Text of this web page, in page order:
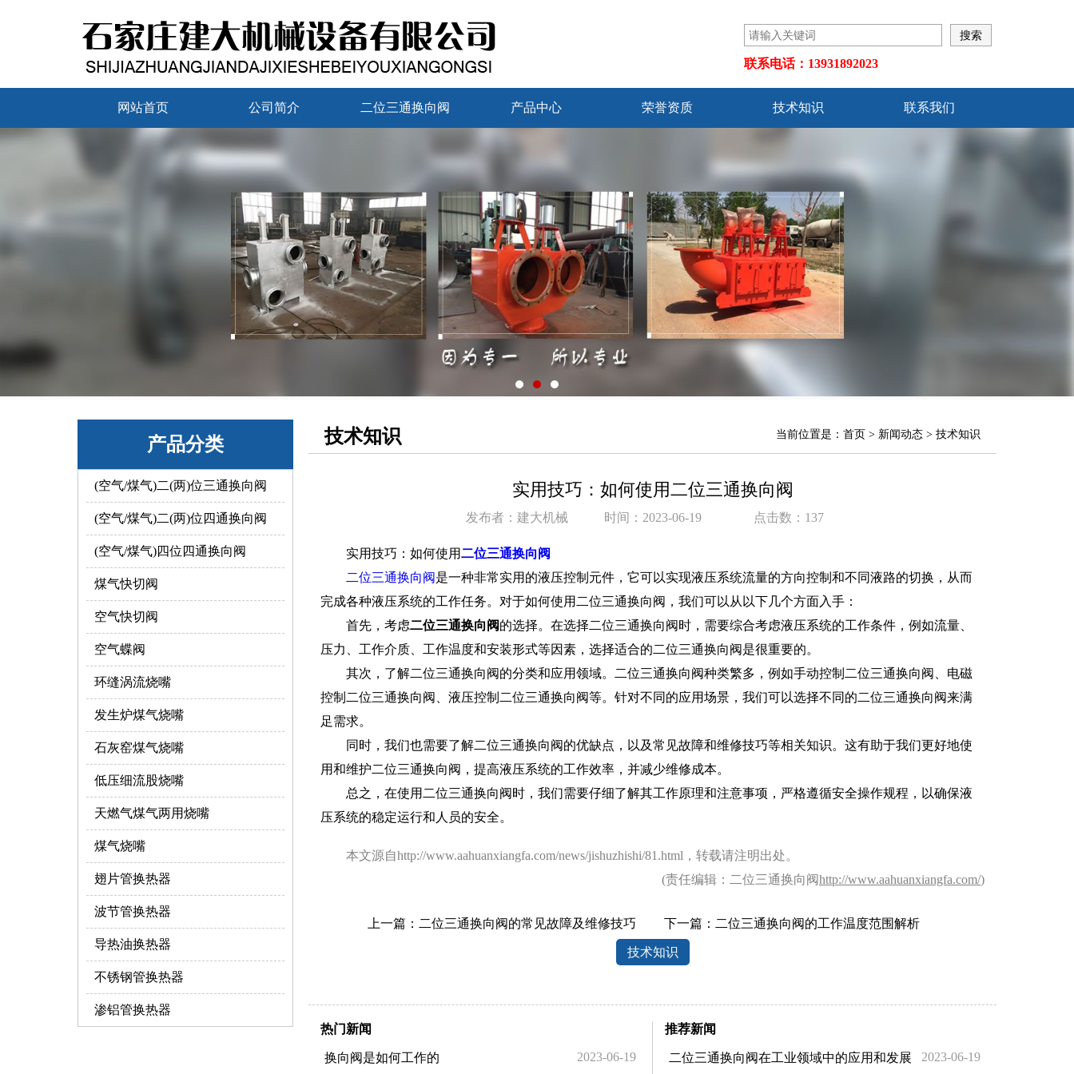
联系电话：13931892023
网站首页 公司简介 二位三通换向阀 产品中心 荣誉资质 技术知识 联系我们
产品分类
(空气/煤气)二(两)位三通换向阀
(空气/煤气)二(两)位四通换向阀
(空气/煤气)四位四通换向阀
煤气快切阀
空气快切阀
空气蝶阀
环缝涡流烧嘴
发生炉煤气烧嘴
石灰窑煤气烧嘴
低压细流股烧嘴
天燃气煤气两用烧嘴
煤气烧嘴
翅片管换热器
波节管换热器
导热油换热器
不锈钢管换热器
渗铝管换热器
技术知识 当前位置是： 首页 > 新闻动态 > 技术知识
实用技巧：如何使用二位三通换向阀
发布者：建大机械 时间：2023-06-19 点击数： 137
实用技巧：如何使用二位三通换向阀
二位三通换向阀是一种非常实用的液压控制元件，它可以实现液压系统流量的方向控制和不同液路的切换，从而
完成各种液压系统的工作任务。对于如何使用二位三通换向阀，我们可以从以下几个方面入手：
首先，考虑二位三通换向阀的选择。在选择二位三通换向阀时，需要综合考虑液压系统的工作条件，例如流量、
压力、工作介质、工作温度和安装形式等因素，选择适合的二位三通换向阀是很重要的。
其次，了解二位三通换向阀的分类和应用领域。二位三通换向阀种类繁多，例如手动控制二位三通换向阀、电磁
控制二位三通换向阀、液压控制二位三通换向阀等。针对不同的应用场景，我们可以选择不同的二位三通换向阀来满
足需求。
同时，我们也需要了解二位三通换向阀的优缺点，以及常见故障和维修技巧等相关知识。这有助于我们更好地使
用和维护二位三通换向阀，提高液压系统的工作效率，并减少维修成本。
总之，在使用二位三通换向阀时，我们需要仔细了解其工作原理和注意事项，严格遵循安全操作规程，以确保液
压系统的稳定运行和人员的安全。
本文源自http://www.aahuanxiangfa.com/news/jishuzhishi/81.html ，转载请注明出处。
(责任编辑：二位三通换向阀http://www.aahuanxiangfa.com/)
上一篇： 二位三通换向阀的常见故障及维修技巧 下一篇： 二位三通换向阀的工作温度范围解析
技术知识
热门新闻
换向阀是如何工作的 2023-06-19
推荐新闻
二位三通换向阀在工业领域中的应用和发展 2023-06-19